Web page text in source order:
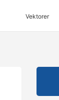
Vektorer